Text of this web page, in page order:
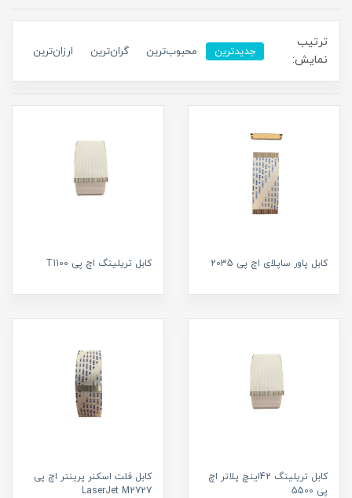
ترتیب
نمایش:
جدیدترین محبوب‌ترین گران‌ترین ارزان‌ترین
کابل پاور ساپلای اچ پی 2035 کابل تریلینگ اچ پی T1100
کابل تریلینگ 42اینچ پلاتر اچ
پی 5500
کابل فلت اسکنر پرینتر اچ پی
LaserJet M2727